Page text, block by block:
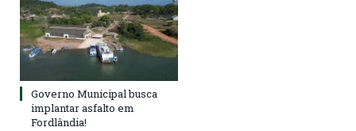
Governo Municipal busca
implantar asfalto em
Fordlândia!